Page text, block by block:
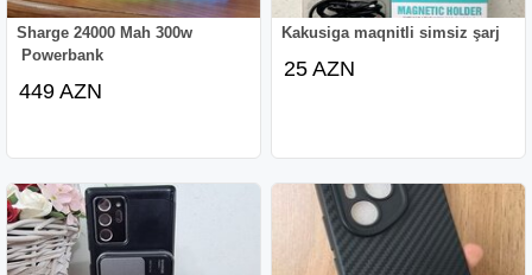
Sharge 24000 Mah 300w
Powerbank
449 AZN
Kakusiga maqnitli simsiz şarj
25 AZN